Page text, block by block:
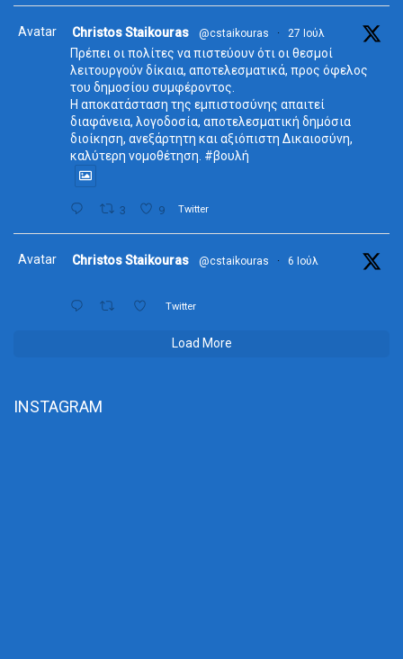
Avatar Christos Staikouras @cstaikouras · 27 Ιούλ
Πρέπει οι πολίτες να πιστεύουν ότι οι θεσμοί
λειτουργούν δίκαια, αποτελεσματικά, προς όφελος
του δημοσίου συμφέροντος.
Η αποκατάσταση της εμπιστοσύνης απαιτεί
διαφάνεια, λογοδοσία, αποτελεσματική δημόσια
διοίκηση, ανεξάρτητη και αξιόπιστη Δικαιοσύνη,
καλύτερη νομοθέτηση. #βουλή
3 9 Twitter
Avatar Christos Staikouras @cstaikouras · 6 Ιούλ
Twitter
Load More
INSTAGRAM